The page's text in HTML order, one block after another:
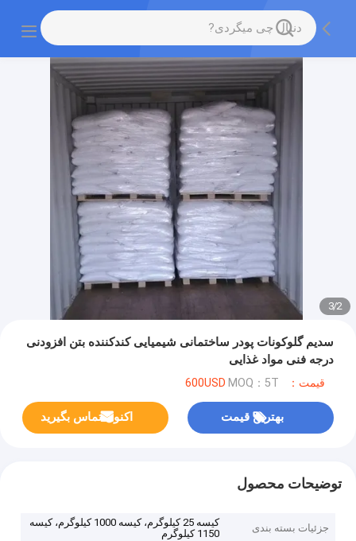
2
/
3
سدیم گلوکونات پودر ساختمانی شیمیایی کندکننده بتن افزودنی
درجه فنی مواد غذایی
قیمت：600USD MOQ：5T
بهترین قیمت اکنون تماس بگیرید
توضیحات محصول
جزئیات بسته بندی
کیسه 25 کیلوگرم، کیسه 1000 کیلوگرم، کیسه
1150 کیلوگرم